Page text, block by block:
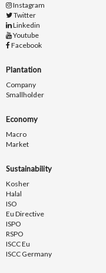
Instagram
Twitter
Linkedin
Youtube
Facebook
Plantation
Company
Smallholder
Economy
Macro
Market
Sustainability
Kosher
Halal
ISO
Eu Directive
ISPO
RSPO
ISCC Eu
ISCC Germany